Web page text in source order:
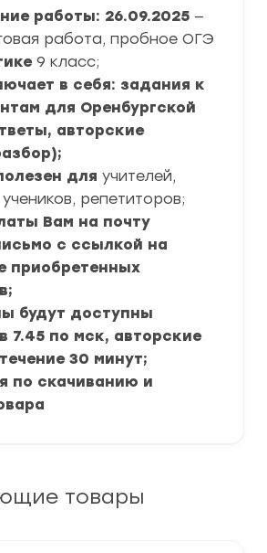
работы: 26.09.2025 —
работа, пробное ОГЭ
9 класс;
в себя: задания к
для Оренбургской
авторские
для учителей,
репетиторов;
Вам на почту
с ссылкой на
приобретенных
будут доступны
7.45 по мск, авторские
30 минут;
по скачиванию и
товары